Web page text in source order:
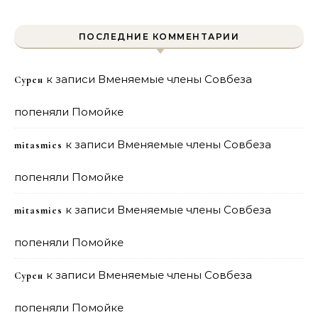
ПОСЛЕДНИЕ КОММЕНТАРИИ
Сурен к записи Вменяемые члены Совбеза
попеняли Помойке
mitasmies к записи Вменяемые члены Совбеза
попеняли Помойке
mitasmies к записи Вменяемые члены Совбеза
попеняли Помойке
Сурен к записи Вменяемые члены Совбеза
попеняли Помойке